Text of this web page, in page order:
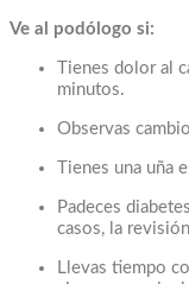
Ve al podólogo si:
Tienes dolor al
minutos.
Observas
Tienes una uña
Padeces
casos, la
Llevas tiempo